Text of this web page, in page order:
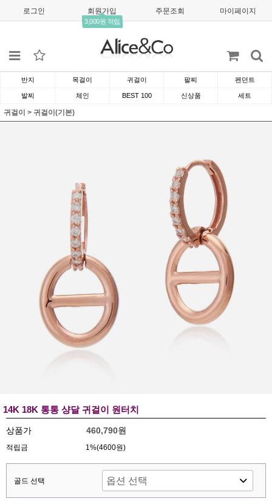
로그인 회원가입
3,000원 적립
주문조회 마이페이지
반지 목걸이 귀걸이 팔찌 펜던트
발찌 체인 BEST 100 신상품 세트
귀걸이 > 귀걸이(기본)
14K 18K 통통 샹달 귀걸이 원터치
상품가 460,790원
적립금 1%(4600원)
골드 선택